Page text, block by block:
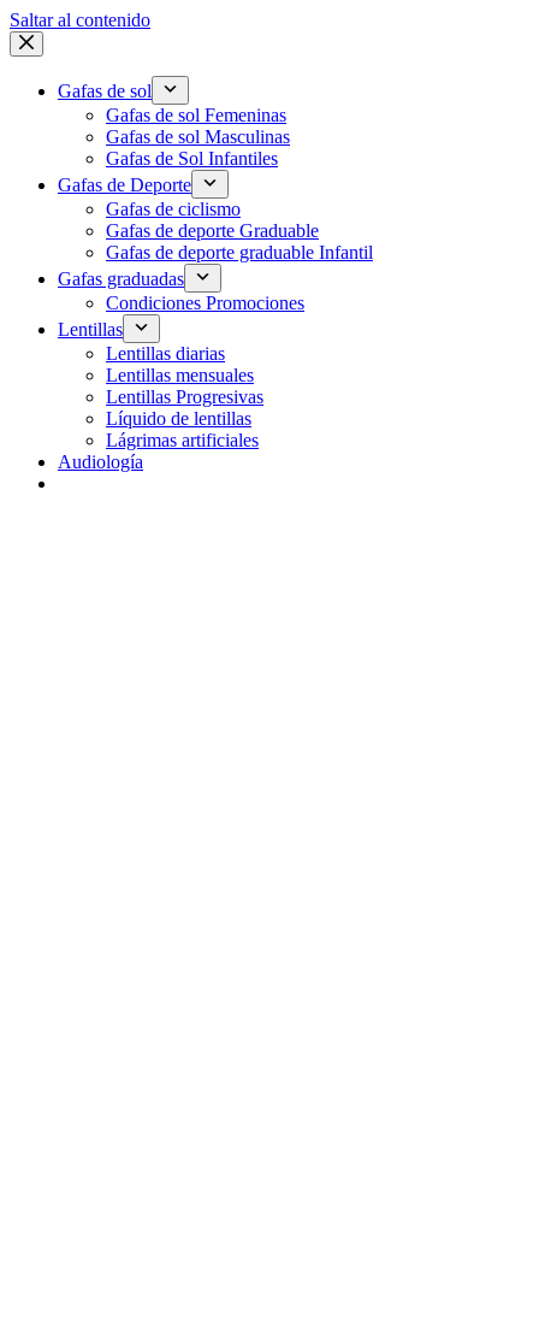
Saltar al contenido
Gafas de sol
Gafas de sol Femeninas
Gafas de sol Masculinas
Gafas de Sol Infantiles
Gafas de Deporte
Gafas de ciclismo
Gafas de deporte Graduable
Gafas de deporte graduable Infantil
Gafas graduadas
Condiciones Promociones
Lentillas
Lentillas diarias
Lentillas mensuales
Lentillas Progresivas
Líquido de lentillas
Lágrimas artificiales
Audiología